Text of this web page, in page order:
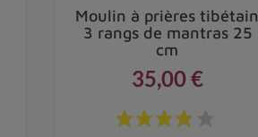
Moulin à prières tibétain
3 rangs de mantras 25
cm
Prix
35,00 €